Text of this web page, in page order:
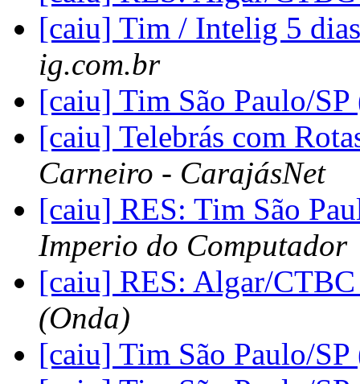
[caiu] Tim / Intelig 5
ig.com.br
[caiu] Tim São Paulo/
[caiu] Telebrás com
Carneiro - CarajásNet
[caiu] RES: Tim São
Imperio do Computador
[caiu] RES: Algar/
(Onda)
[caiu] Tim São Paulo/